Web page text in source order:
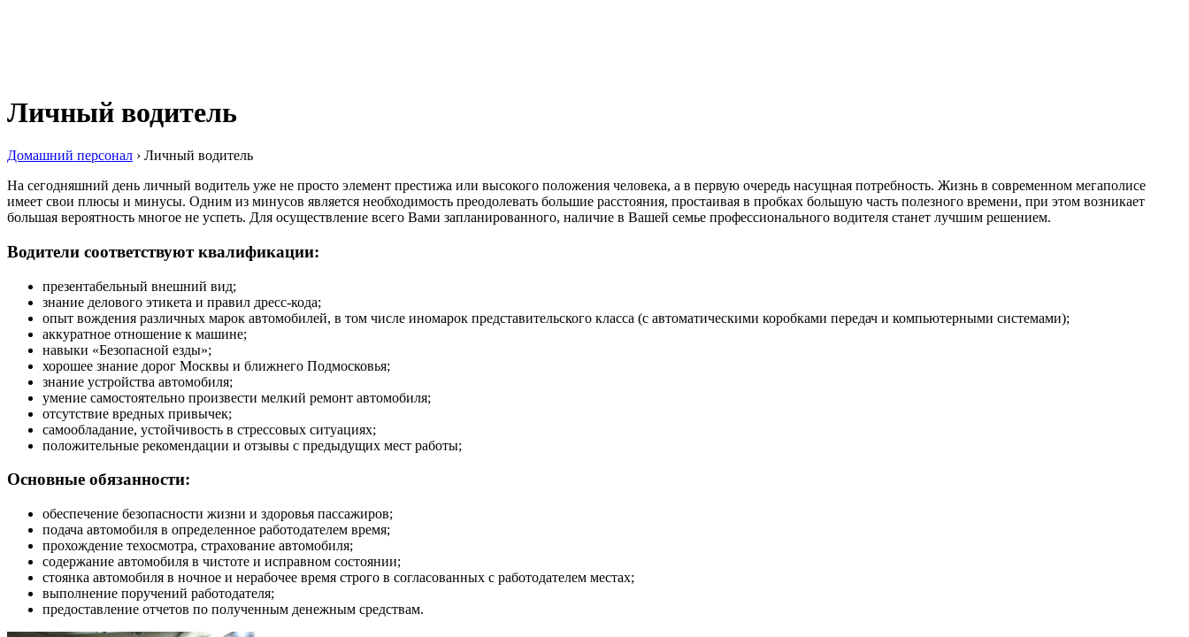
Личный водитель
Домашний персонал › Личный водитель
На сегодняшний день личный водитель уже не просто элемент престижа или высокого положения человека, а в первую очередь насущная потребность. Жизнь в современном мегаполисе
имеет свои плюсы и минусы. Одним из минусов является необходимость преодолевать большие расстояния, простаивая в пробках большую часть полезного времени, при этом возникает
большая вероятность многое не успеть. Для осуществление всего Вами запланированного, наличие в Вашей семье профессионального водителя станет лучшим решением.
Водители соответствуют квалификации:
презентабельный внешний вид;
знание делового этикета и правил дресс-кода;
опыт вождения различных марок автомобилей, в том числе иномарок представительского класса (с автоматическими коробками передач и компьютерными системами);
аккуратное отношение к машине;
навыки «Безопасной езды»;
хорошее знание дорог Москвы и ближнего Подмосковья;
знание устройства автомобиля;
умение самостоятельно произвести мелкий ремонт автомобиля;
отсутствие вредных привычек;
самообладание, устойчивость в стрессовых ситуациях;
положительные рекомендации и отзывы с предыдущих мест работы;
Основные обязанности:
обеспечение безопасности жизни и здоровья пассажиров;
подача автомобиля в определенное работодателем время;
прохождение техосмотра, страхование автомобиля;
содержание автомобиля в чистоте и исправном состоянии;
стоянка автомобиля в ночное и нерабочее время строго в согласованных с работодателем местах;
выполнение поручений работодателя;
предоставление отчетов по полученным денежным средствам.